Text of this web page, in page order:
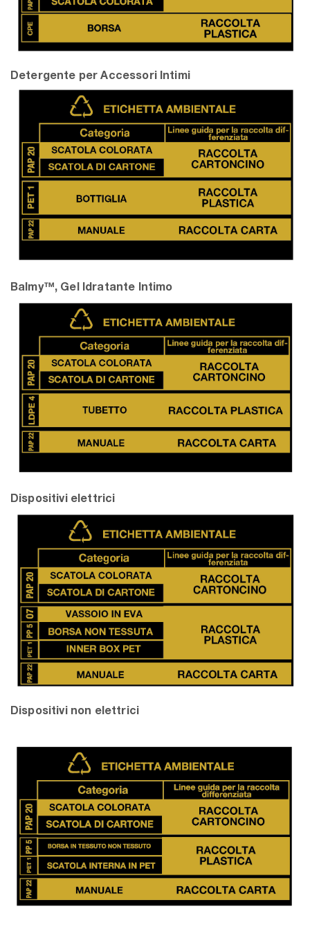
Detergente per Accessori Intimi
Balmy™, Gel Idratante Intimo
Dispositivi elettrici
Dispositivi non elettrici